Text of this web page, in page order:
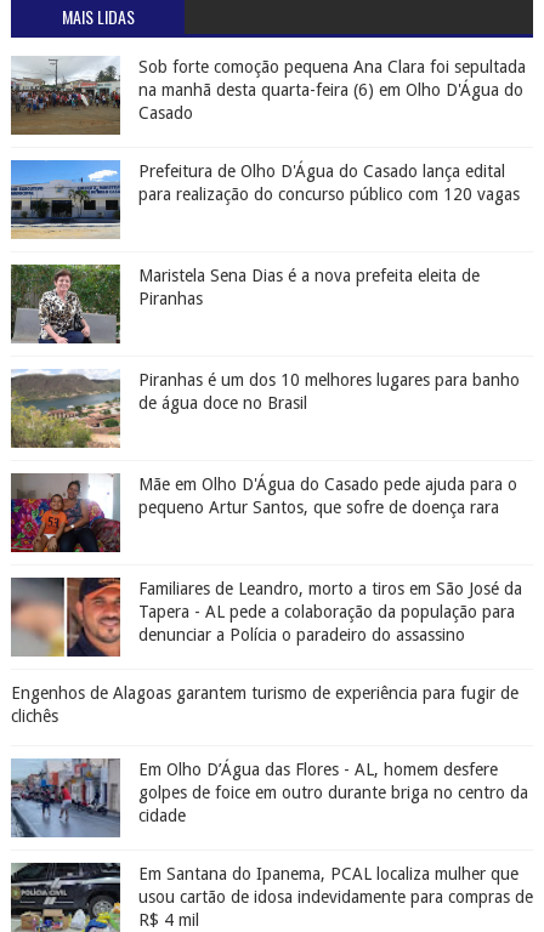
MAIS LIDAS
Sob forte comoção pequena Ana Clara foi sepultada
na manhã desta quarta-feira (6) em Olho D'Água do
Casado
Prefeitura de Olho D'Água do Casado lança edital
para realização do concurso público com 120 vagas
Maristela Sena Dias é a nova prefeita eleita de
Piranhas
Piranhas é um dos 10 melhores lugares para banho
de água doce no Brasil
Mãe em Olho D'Água do Casado pede ajuda para o
pequeno Artur Santos, que sofre de doença rara
Familiares de Leandro, morto a tiros em São José da
Tapera - AL pede a colaboração da população para
denunciar a Polícia o paradeiro do assassino
Engenhos de Alagoas garantem turismo de experiência para fugir de
clichês
Em Olho D’Água das Flores - AL, homem desfere
golpes de foice em outro durante briga no centro da
cidade
Em Santana do Ipanema, PCAL localiza mulher que
usou cartão de idosa indevidamente para compras de
R$ 4 mil